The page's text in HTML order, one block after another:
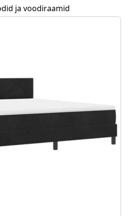
ja voodiraamid